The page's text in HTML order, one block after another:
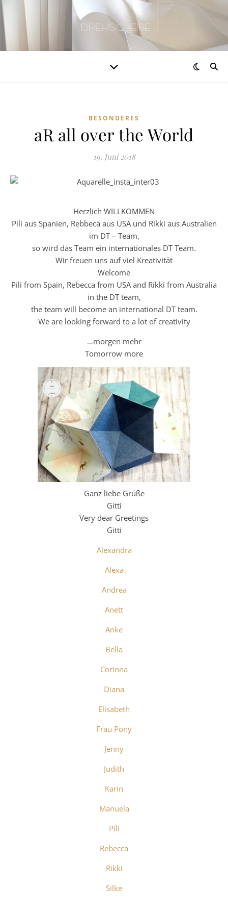
BESONDERES
aR all over the World
19. Juni 2018
Herzlich WILLKOMMEN
Pili aus Spanien, Rebbeca aus USA und Rikki aus Australien
im DT – Team,
so wird das Team ein internationales DT Team.
Wir freuen uns auf viel Kreativität
Welcome
Pili from Spain, Rebecca from USA and Rikki from Australia
in the DT team,
the team will become an international DT team.
We are looking forward to a lot of creativity
…morgen mehr
Tomorrow more
Ganz liebe Grüße
Gitti
Very dear Greetings
Gitti
Alexandra
Alexa
Andrea
Anett
Anke
Bella
Corinna
Diana
Elisabeth
Frau Pony
Jenny
Judith
Karin
Manuela
Pili
Rebecca
Rikki
Silke